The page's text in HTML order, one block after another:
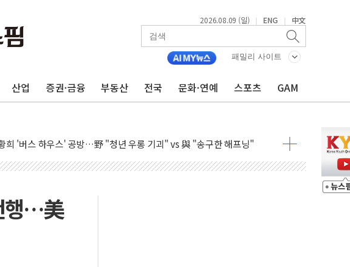
2026.08.09 (일) | ENG | 中文
패밀리 사이트
산업 증권·금융 부동산 전국 문화·연예 스포츠 GAM
광복절 현수막 '태극기 거꾸로' 논란…이틀만에 철거
, 보충역 전면 손질… 예술·체육요원 최대 33% 감축
이해민 의원, '정부 특사'로 콜롬비아 대통령 취임식 참석
사태 주의보' 울진 시간당 30mm 강한 비...호우 피해 없어
단, '국제과학연극제 2026'서 어린이 과학연극 2편 수상
푸드 '텍사스로드하우스' 잠실점, 직장인 핫플레이스로 부상
도로서 차량 4대 연쇄 추돌…7세 남아 등 4명 부상
저 알아채고 고친다"…LG유플러스, AI 홈네트워크 구현 첫발
행…美